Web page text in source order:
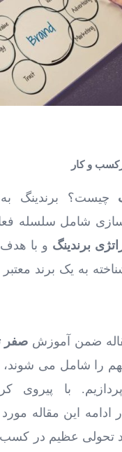
کسب و کار
چیست؟ برندینگ
شامل سلسله
برندینگ و با
به یک برند
ضمن آموزش صفر
با پیروی
ادامه این مقاله
تحولی عظیم در کسب